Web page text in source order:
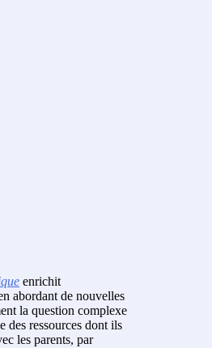
enrichit
abordant de nouvelles
la question complexe
des ressources dont ils
les parents, par